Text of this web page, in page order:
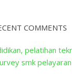
COMMENTS
pelatihan
smk